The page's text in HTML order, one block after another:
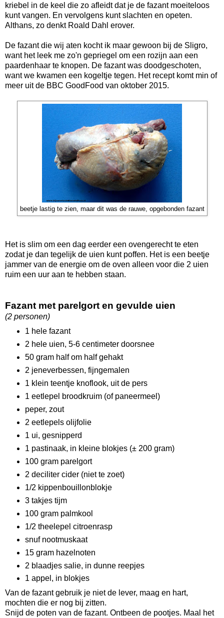
kriebel in de keel die zo afleidt dat je de fazant moeiteloos
kunt vangen. En vervolgens kunt slachten en opeten.
Althans, zo denkt Roald Dahl erover.
De fazant die wij aten kocht ik maar gewoon bij de Sligro,
want het leek me zo'n gepriegel om een rozijn aan een
paardenhaar te knopen. De fazant was doodgeschoten,
want we kwamen een kogeltje tegen. Het recept komt min of
meer uit de BBC GoodFood van oktober 2015.
beetje lastig te zien, maar dit was de rauwe, opgebonden fazant
Het is slim om een dag eerder een ovengerecht te eten
zodat je dan tegelijk de uien kunt poffen. Het is een beetje
jammer van de energie om de oven alleen voor die 2 uien
ruim een uur aan te hebben staan.
Fazant met parelgort en gevulde uien
(2 personen)
1 hele fazant
2 hele uien, 5-6 centimeter doorsnee
50 gram half om half gehakt
2 jeneverbessen, fijngemalen
1 klein teentje knoflook, uit de pers
1 eetlepel broodkruim (of paneermeel)
peper, zout
2 eetlepels olijfolie
1 ui, gesnipperd
1 pastinaak, in kleine blokjes (± 200 gram)
100 gram parelgort
2 deciliter cider (niet te zoet)
1/2 kippenbouillonblokje
3 takjes tijm
100 gram palmkool
1/2 theelepel citroenrasp
snuf nootmuskaat
15 gram hazelnoten
2 blaadjes salie, in dunne reepjes
1 appel, in blokjes
Van de fazant gebruik je niet de lever, maag en hart,
mochten die er nog bij zitten.
Snijd de poten van de fazant. Ontbeen de pootjes. Maal het